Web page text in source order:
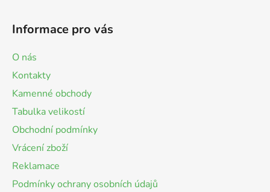
Informace pro vás
O nás
Kontakty
Kamenné obchody
Tabulka velikostí
Obchodní podmínky
Vrácení zboží
Reklamace
Podmínky ochrany osobních údajů